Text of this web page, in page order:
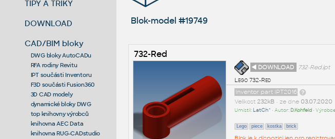
TIPY A TRIKY
DOWNLOAD
CAD/BIM bloky
DWG bloky AutoCADu
RFA rodiny Revitu
IPT součásti Inventoru
F3D součásti Fusion360
3D CAD modely
dynamické bloky DWG
top knihovny výrobců
knihovna AEC Data
knihovna RUG-CADstudio
Blok-model #19749
732-Red
◄ DOWNLOAD
732-Red.ipt
Lego 732-Red
Inventor part IPT2016
Velikost 232kB• ze dne 03.07.2020
Umístil: LatCh^ • Autor: D.Kohfeld•
Lego piece kostka brick